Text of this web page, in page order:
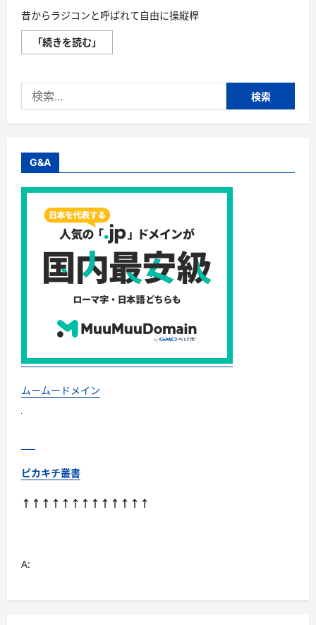
昔からラジコンと呼ばれて自由に操縦桿
「続きを読む」
ロ
今
買
い
種/
マ
ン
に
つ
い
さ
ら
に
読
む
索:
G&A
ムームードメイン
ピカキチ叢書
↑↑↑↑↑↑↑↑↑↑↑↑↑
A: